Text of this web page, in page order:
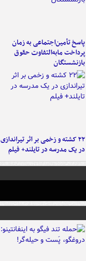
پاسخ تأمین‌اجتماعی به زمان
پرداخت مابه‌التفاوت حقوق
بازنشستگان
۲۲ کشته و زخمی بر اثر تیراندازی
در یک مدرسه در تایلند+ فیلم